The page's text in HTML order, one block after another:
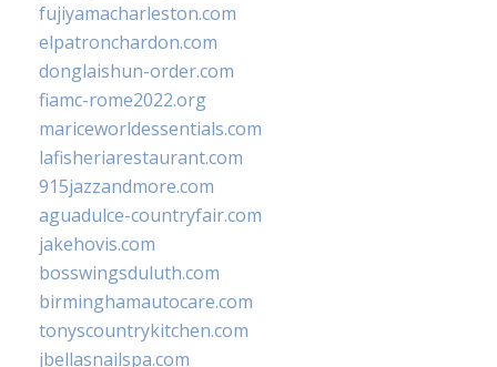
fujiyamacharleston.com
elpatronchardon.com
donglaishun-order.com
fiamc-rome2022.org
mariceworldessentials.com
lafisheriarestaurant.com
915jazzandmore.com
aguadulce-countryfair.com
jakehovis.com
bosswingsduluth.com
birminghamautocare.com
tonyscountrykitchen.com
jbellasnailspa.com